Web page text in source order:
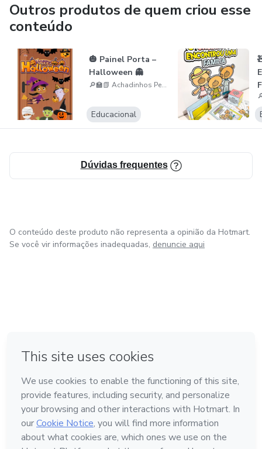
Outros produtos de quem criou esse
conteúdo
🎃 Painel Porta –
Halloween 👻
🔎🏫📗 Achadinhos Pedagógicos
Educacional
Dúvidas frequentes
O conteúdo deste produto não representa a opinião da Hotmart.
Se você vir informações inadequadas, denuncie aqui
Feito com ❤ na Cidade do México
Conheça a Hotmart